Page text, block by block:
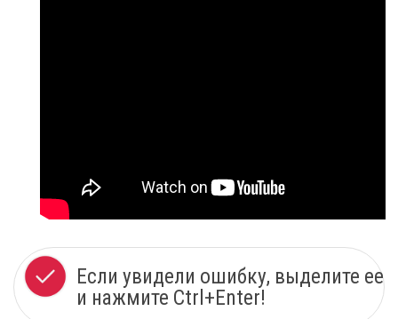
Если увидели ошибку, выделите ее
и нажмите Ctrl+Enter!